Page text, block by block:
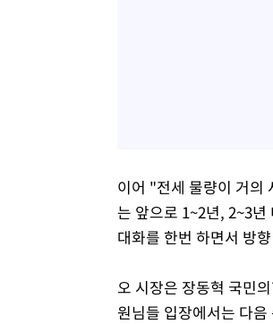
이어 "전세 물량이 거의
는 앞으로 1~2년, 2~3
대화를 한번 하면서 방
오 시장은 장동혁 국민
원님들 입장에서는 다